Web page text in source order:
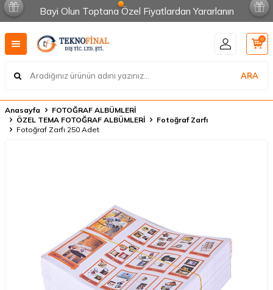
Bayi Olun Toptana Özel Fiyatlardan Yararlanın
ARA
0
Anasayfa
FOTOĞRAF ALBÜMLERİ
ÖZEL TEMA FOTOĞRAF ALBÜMLERİ
Fotoğraf Zarfı
Fotoğraf Zarfı 250 Adet